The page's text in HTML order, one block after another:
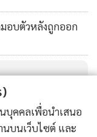
มอบตัวหลังถูกออก
บุคคลเพื่อนำเสนอ
บนเว็บไซต์ และ